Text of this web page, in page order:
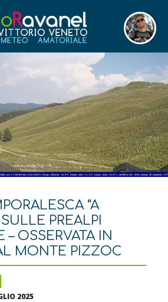
“A
PREALPI
– OSSERVATA IN
MONTE PIZZOC
2025